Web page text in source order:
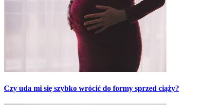
Czy uda mi się szybko wrócić do formy sprzed ciąży?